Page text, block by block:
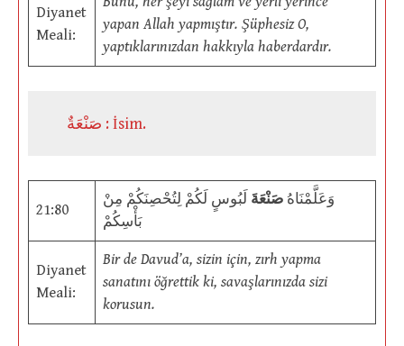
Diyanet
Meali:
yapan Allah yapmıştır. Şüphesiz O,
yaptıklarınızdan hakkıyla haberdardır.
صَنْعَةٌ : İsim.
21:80
وَعَلَّمْنَاهُ صَنْعَةَ لَبُوسٍ لَكُمْ لِتُحْصِنَكُمْ مِنْ
بَأْسِكُمْ
Diyanet
Meali:
Bir de Davud’a, sizin için, zırh yapma
sanatını öğrettik ki, savaşlarınızda sizi
korusun.